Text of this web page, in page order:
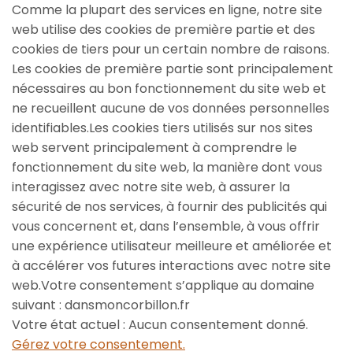
Comme la plupart des services en ligne, notre site
web utilise des cookies de première partie et des
cookies de tiers pour un certain nombre de raisons.
Les cookies de première partie sont principalement
nécessaires au bon fonctionnement du site web et
ne recueillent aucune de vos données personnelles
identifiables.Les cookies tiers utilisés sur nos sites
web servent principalement à comprendre le
fonctionnement du site web, la manière dont vous
interagissez avec notre site web, à assurer la
sécurité de nos services, à fournir des publicités qui
vous concernent et, dans l’ensemble, à vous offrir
une expérience utilisateur meilleure et améliorée et
à accélérer vos futures interactions avec notre site
web.Votre consentement s’applique au domaine
suivant : dansmoncorbillon.fr
Votre état actuel : Aucun consentement donné.
Gérez votre consentement.